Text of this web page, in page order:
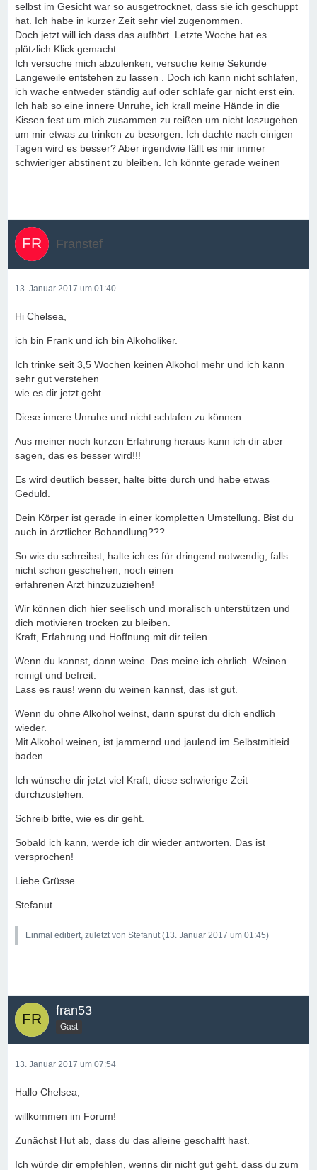
selbst im Gesicht war so ausgetrocknet, dass sie ich geschuppt
hat. Ich habe in kurzer Zeit sehr viel zugenommen.
Doch jetzt will ich dass das aufhört. Letzte Woche hat es
plötzlich Klick gemacht.
Ich versuche mich abzulenken, versuche keine Sekunde
Langeweile entstehen zu lassen . Doch ich kann nicht schlafen,
ich wache entweder ständig auf oder schlafe gar nicht erst ein.
Ich hab so eine innere Unruhe, ich krall meine Hände in die
Kissen fest um mich zusammen zu reißen um nicht loszugehen
um mir etwas zu trinken zu besorgen. Ich dachte nach einigen
Tagen wird es besser? Aber irgendwie fällt es mir immer
schwieriger abstinent zu bleiben. Ich könnte gerade weinen
Franstef
13. Januar 2017 um 01:40
Hi Chelsea,
ich bin Frank und ich bin Alkoholiker.
Ich trinke seit 3,5 Wochen keinen Alkohol mehr und ich kann
sehr gut verstehen
wie es dir jetzt geht.
Diese innere Unruhe und nicht schlafen zu können.
Aus meiner noch kurzen Erfahrung heraus kann ich dir aber
sagen, das es besser wird!!!
Es wird deutlich besser, halte bitte durch und habe etwas
Geduld.
Dein Körper ist gerade in einer kompletten Umstellung. Bist du
auch in ärztlicher Behandlung???
So wie du schreibst, halte ich es für dringend notwendig, falls
nicht schon geschehen, noch einen
erfahrenen Arzt hinzuzuziehen!
Wir können dich hier seelisch und moralisch unterstützen und
dich motivieren trocken zu bleiben.
Kraft, Erfahrung und Hoffnung mit dir teilen.
Wenn du kannst, dann weine. Das meine ich ehrlich. Weinen
reinigt und befreit.
Lass es raus! wenn du weinen kannst, das ist gut.
Wenn du ohne Alkohol weinst, dann spürst du dich endlich
wieder.
Mit Alkohol weinen, ist jammernd und jaulend im Selbstmitleid
baden...
Ich wünsche dir jetzt viel Kraft, diese schwierige Zeit
durchzustehen.
Schreib bitte, wie es dir geht.
Sobald ich kann, werde ich dir wieder antworten. Das ist
versprochen!
Liebe Grüsse
Stefanut
Einmal editiert, zuletzt von Stefanut (13. Januar 2017 um 01:45)
fran53
Gast
13. Januar 2017 um 07:54
Hallo Chelsea,
willkommen im Forum!
Zunächst Hut ab, dass du das alleine geschafft hast.
Ich würde dir empfehlen, wenns dir nicht gut geht. dass du zum